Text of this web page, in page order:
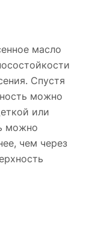
масло
Спустя
можно
или
можно
чем через